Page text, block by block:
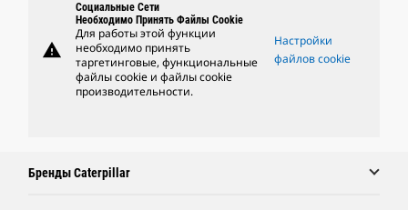
warning
Социальные Сети
Необходимо Принять Файлы Cookie
Для работы этой функции
необходимо принять
таргетинговые, функциональные
файлы cookie и файлы cookie
производительности.
Настройки
файлов cookie
Бренды Caterpillar